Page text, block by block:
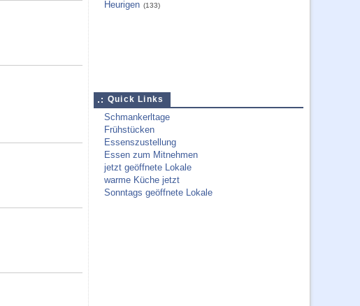
Heurigen (133)
Quick Links
Schmankerltage
Frühstücken
Essenszustellung
Essen zum Mitnehmen
jetzt geöffnete Lokale
warme Küche jetzt
Sonntags geöffnete Lokale